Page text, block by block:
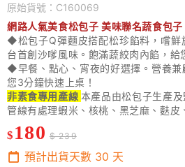
原始貨號：C160069
網路人氣美食松包子 美味聯名蔬食包子
◆松包子Q彈麵皮搭配松珍餡料，嚐
台首創沙嗲風味。飽滿蔬絞肉內餡，給
◆早餐、點心、宵夜的好選擇。營養
您3分鐘快速上桌！
非素食專用產線 本產品由松包子生產
管線有處理蝦米、核桃、黑芝麻、麩皮
$ 180 $ 239
預計出貨天數 30 天